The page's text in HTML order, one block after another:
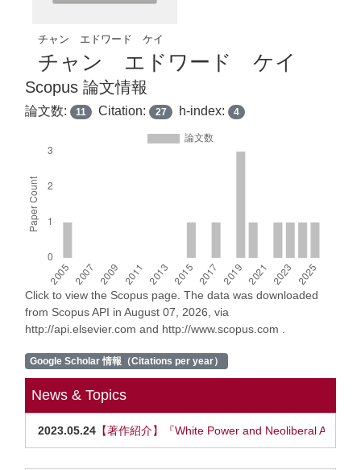
チャン エドワード ケイ
チャン エドワード ケイ
Scopus 論文情報
論文数: 11 Citation: 27 h-index: 4
Click to view the Scopus page. The data was downloaded
from Scopus API in August 07, 2026, via
http://api.elsevier.com and http://www.scopus.com .
Google Scholar 情報（Citations per year）
News & Topics
2023.05.24 【著作紹介】『White Power and Neoliberal